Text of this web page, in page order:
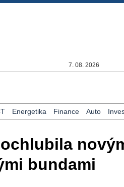
7. 08. 2026
Energetika Finance Auto
bundami